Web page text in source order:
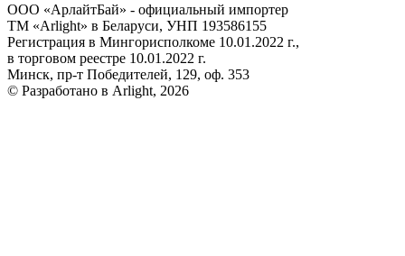
ООО «АрлайтБай» - официальный импортер
ТМ «Arlight» в Беларуси, УНП 193586155
Регистрация в Мингорисполкоме 10.01.2022 г.,
в торговом реестре 10.01.2022 г.
Минск, пр-т Победителей, 129, оф. 353
© Разработано в Arlight, 2026